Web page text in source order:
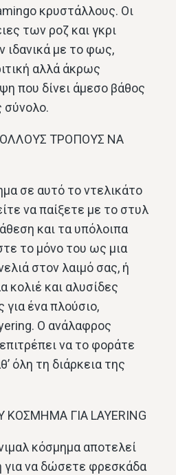
κρυστάλλους. Οι
των ροζ και γκρι
ιδανικά με το φως,
αλλά άκρως
που δίνει άμεσο βάθος
σύνολο.
ΤΡΟΠΟΥΣ ΝΑ
σε αυτό το ντελικάτο
να παίξετε με το στυλ
και τα υπόλοιπα
το μόνο του ως μια
στον λαιμό σας, ή
κολιέ και αλυσίδες
για ένα πλούσιο,
Ο ανάλαφρος
να το φοράτε
όλη τη διάρκεια της
ΚΟΣΜΗΜΑ ΓΙΑ LAYERING
κόσμημα αποτελεί
για να δώσετε φρεσκάδα